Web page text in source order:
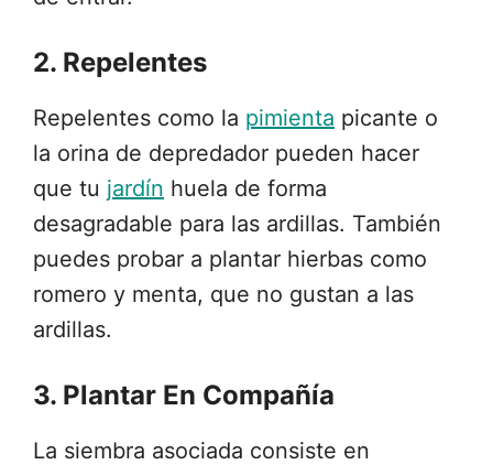
2. Repelentes
Repelentes como la pimienta picante o
la orina de depredador pueden hacer
que tu jardín huela de forma
desagradable para las ardillas. También
puedes probar a plantar hierbas como
romero y menta, que no gustan a las
ardillas.
3. Plantar En Compañía
La siembra asociada consiste en